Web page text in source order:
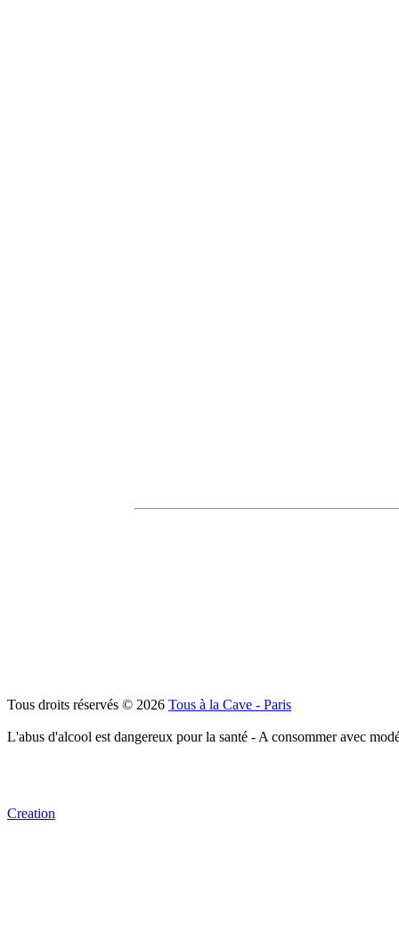
Tous droits réservés © 2026 Tous à la Cave - Paris
L'abus d'alcool est dangereux pour la santé - A consommer avec
Creation